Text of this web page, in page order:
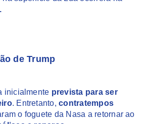
de Trump
inicialmente prevista para ser
. Entretanto,contratempos
o foguete da Nasa a retornar ao